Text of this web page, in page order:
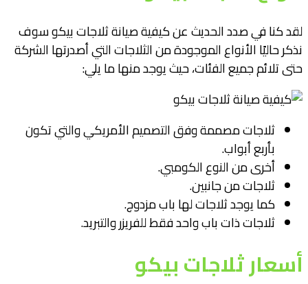
لقد كنا في صدد الحديث عن كيفية صيانة ثلاجات بيكو سوف
نذكر حاليًا الأنواع الموجودة من الثلاجات التي أصدرتها الشركة
حتى تلائم جميع الفئات، حيث يوجد منها ما يلي:
ثلاجات مصممة وفق التصميم الأمريكي والتي تكون
بأربع أبواب.
أخرى من النوع الكومبي.
ثلاجات من جانبين.
كما يوجد ثلاجات لها باب مزدوج.
ثلاجات ذات باب واحد فقط للفريزر والتبريد.
أسعار ثلاجات بيكو